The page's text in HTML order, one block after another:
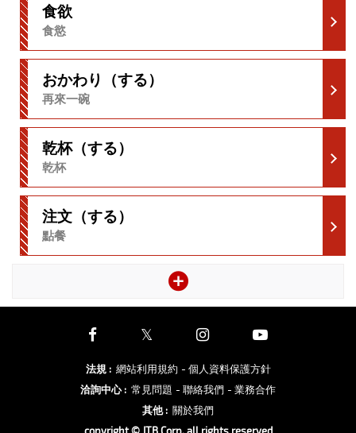
食欲
食慾
おかわり（する）
再來一碗
乾杯（する）
乾杯
注文（する）
點餐
法規: 網站利用規約 - 個人資料保護方針
洽詢中心: 常見問題 - 聯絡我們 - 業務合作
其他: 關於我們
copyright © JTB Corp. all rights reserved